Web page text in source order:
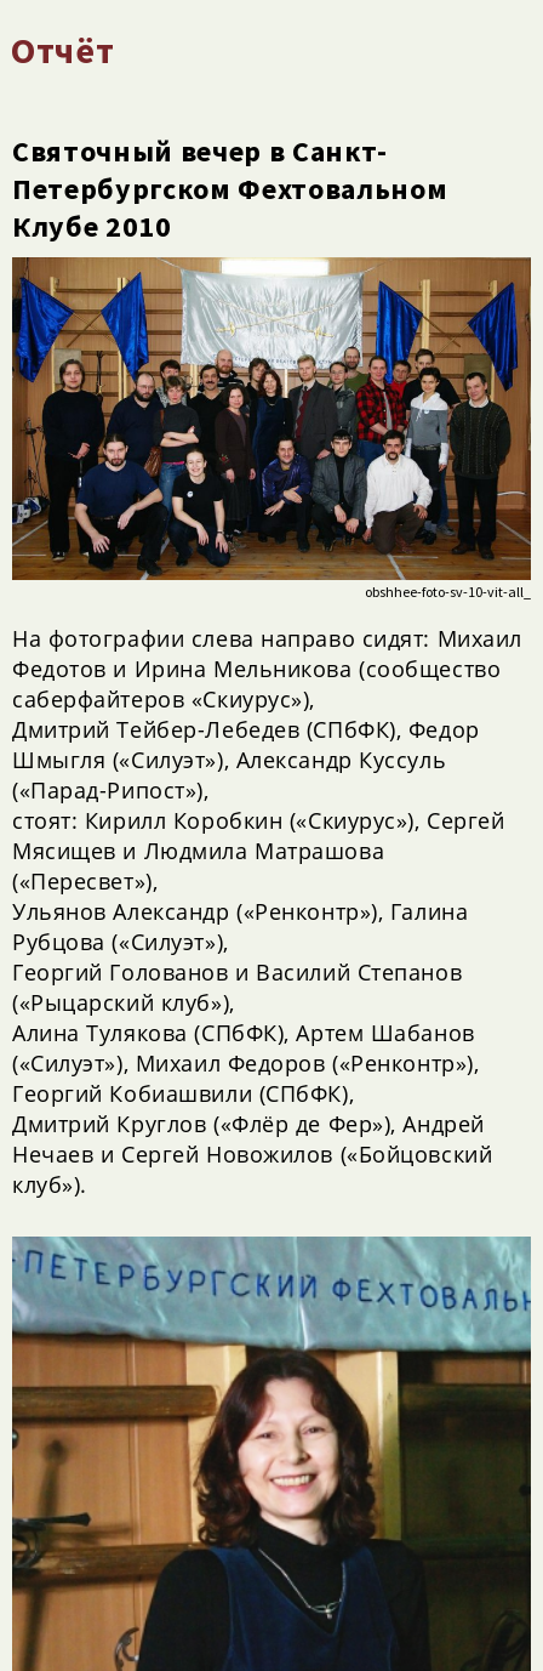
Отчёт
Святочный вечер в Санкт-
Петербургском Фехтовальном
Клубе 2010
obshhee-foto-sv-10-vit-all_
На фотографии слева направо сидят: Михаил
Федотов и Ирина Мельникова (сообщество
саберфайтеров «Скиурус»),
Дмитрий Тейбер-Лебедев (СПбФК), Федор
Шмыгля («Силуэт»), Александр Куссуль
(«Парад-Рипост»),
стоят: Кирилл Коробкин («Скиурус»), Сергей
Мясищев и Людмила Матрашова
(«Пересвет»),
Ульянов Александр («Ренконтр»), Галина
Рубцова («Силуэт»),
Георгий Голованов и Василий Степанов
(«Рыцарский клуб»),
Алина Тулякова (СПбФК), Артем Шабанов
(«Силуэт»), Михаил Федоров («Ренконтр»),
Георгий Кобиашвили (СПбФК),
Дмитрий Круглов («Флёр де Фер»), Андрей
Нечаев и Сергей Новожилов («Бойцовский
клуб»).